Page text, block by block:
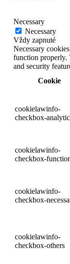
Necessary
Necessary
Vždy zapnuté
Necessary
function properly.
and security
Cookie
cookielawinfo-
checkbox-
cookielawinfo-
checkbox-
cookielawinfo-
checkbox-
cookielawinfo-
checkbox-others